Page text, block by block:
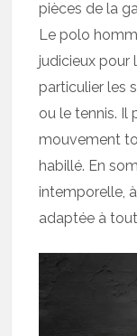
pièces de la
Le polo
judicieux pour
particulier les
ou le tennis. Il
mouvement
habillé. En
intemporelle,
adaptée à